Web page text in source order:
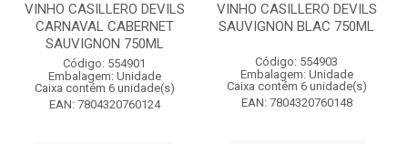
VINHO CASILLERO DEVILS
CARNAVAL CABERNET
SAUVIGNON 750ML
Código: 554901
Embalagem: Unidade
Caixa contém 6 unidade(s)
EAN: 7804320760124
VINHO CASILLERO DEVILS
SAUVIGNON BLAC 750ML
Código: 554903
Embalagem: Unidade
Caixa contém 6 unidade(s)
EAN: 7804320760148